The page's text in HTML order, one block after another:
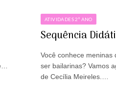
ATIVIDADES 2º ANO
Sequência
Você conhece
ser bailarinas? Vamos
de Cecília Meireles.…